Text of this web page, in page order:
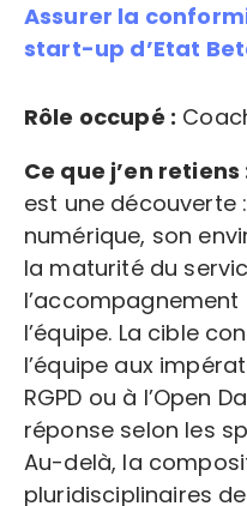
Assurer la
start-up d’Etat
Rôle occupé :
Ce que j’en retiens
est une découverte
numérique, son
la maturité du
l’équipe. La cible
l’équipe aux
RGPD ou à l’Open
réponse selon les
Au-delà, la
pluridisciplinaires